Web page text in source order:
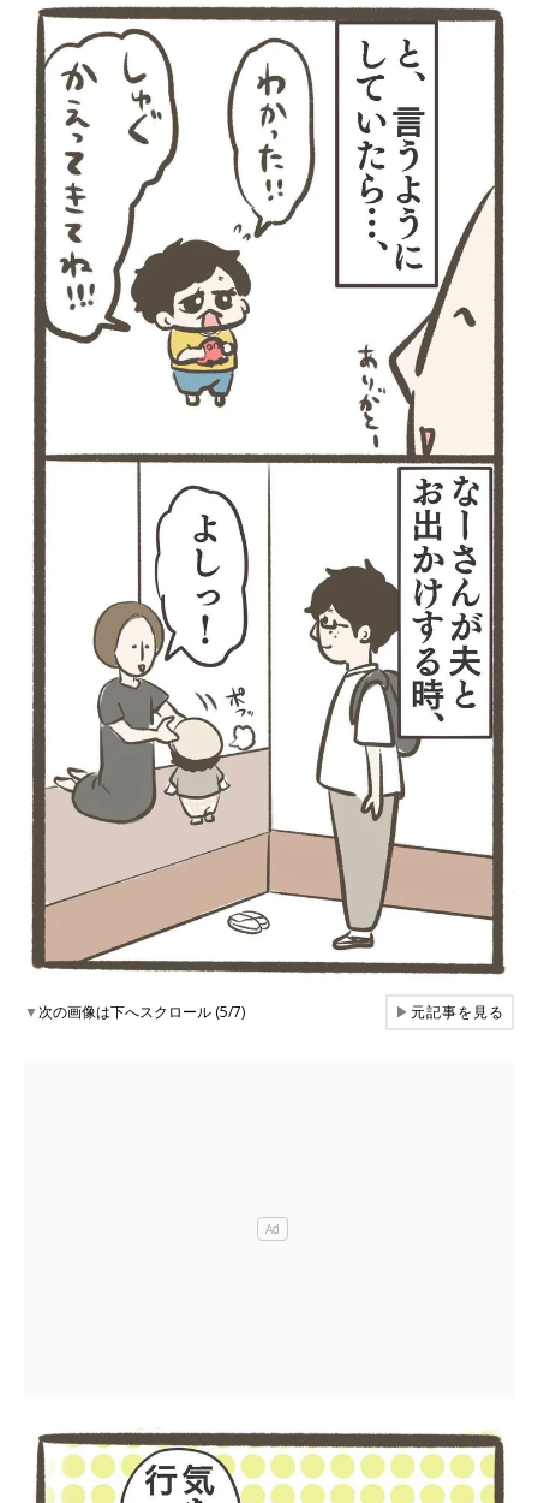
▼次の画像は下へスクロール (5/7) ▶元記事を見る